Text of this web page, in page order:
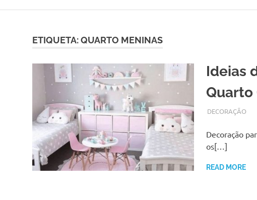
ETIQUETA:QUARTO MENINAS
Ideias
AGOSTO 28, 2017
ADMIN
DECORAÇÃO
Decoração
os[…]
READ MORE